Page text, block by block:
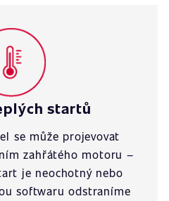
startů
se může projevovat
zahřátého motoru –
je neochotný nebo
softwaru odstraníme